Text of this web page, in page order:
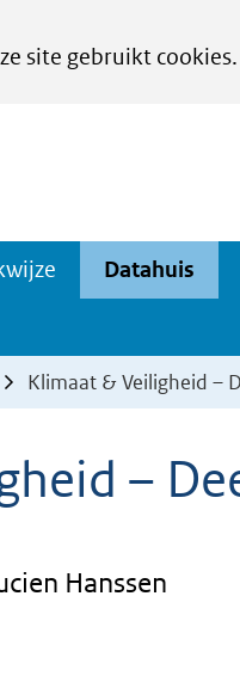
site gebruikt cookies.
Werkwijze
Uitklappen
Datahuis
Klimaat & Veiligheid –
–
Hanssen